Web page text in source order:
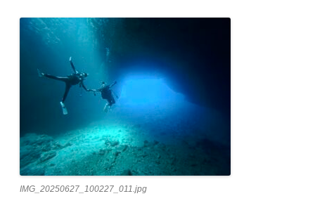
IMG_20250627_100227_011.jpg